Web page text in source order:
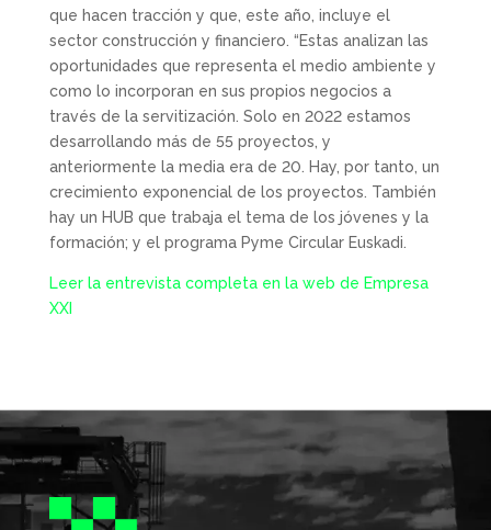
que hacen tracción y que, este año, incluye el
sector construcción y financiero. “Estas analizan las
oportunidades que representa el medio ambiente y
como lo incorporan en sus propios negocios a
través de la servitización. Solo en 2022 estamos
desarrollando más de 55 proyectos, y
anteriormente la media era de 20. Hay, por tanto, un
crecimiento exponencial de los proyectos. También
hay un HUB que trabaja el tema de los jóvenes y la
formación; y el programa Pyme Circular Euskadi.
Leer la entrevista completa en la web de Empresa
XXI